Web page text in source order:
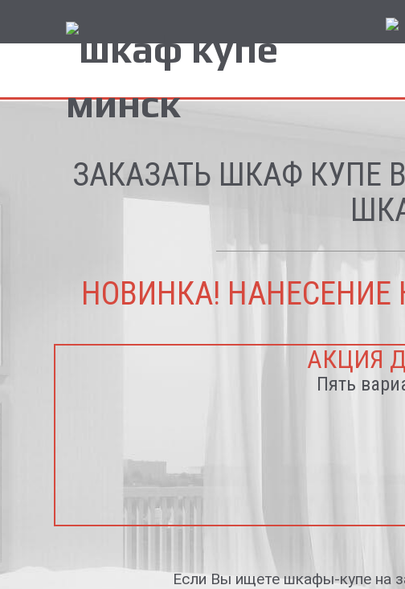
ЗАКАЗАТЬ ШКАФ КУПЕ
НОВИНКА!
АКЦИЯ
Пять
Если Вы ищете шкафы-купе на